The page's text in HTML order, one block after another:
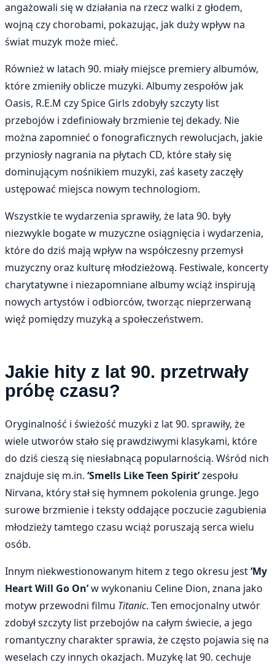
angażowali się w działania na rzecz walki z głodem,
wojną czy chorobami, pokazując, jak duży wpływ na
świat muzyk może mieć.
Również w latach 90. miały miejsce premiery albumów,
które zmieniły oblicze muzyki. Albumy zespołów jak
Oasis, R.E.M czy Spice Girls zdobyły szczyty list
przebojów i zdefiniowały brzmienie tej dekady. Nie
można zapomnieć o fonograficznych rewolucjach, jakie
przyniosły nagrania na płytach CD, które stały się
dominującym nośnikiem muzyki, zaś kasety zaczęły
ustępować miejsca nowym technologiom.
Wszystkie te wydarzenia sprawiły, że lata 90. były
niezwykle bogate w muzyczne osiągnięcia i wydarzenia,
które do dziś mają wpływ na współczesny przemysł
muzyczny oraz kulturę młodzieżową. Festiwale, koncerty
charytatywne i niezapomniane albumy wciąż inspirują
nowych artystów i odbiorców, tworząc nieprzerwaną
więź pomiędzy muzyką a społeczeństwem.
Jakie hity z lat 90. przetrwały
próbę czasu?
Oryginalność i świeżość muzyki z lat 90. sprawiły, że
wiele utworów stało się prawdziwymi klasykami, które
do dziś cieszą się niesłabnącą popularnością. Wśród nich
znajduje się m.in. ‘Smells Like Teen Spirit’zespołu
Nirvana, który stał się hymnem pokolenia grunge. Jego
surowe brzmienie i teksty oddające poczucie zagubienia
młodzieży tamtego czasu wciąż poruszają serca wielu
osób.
Innym niekwestionowanym hitem z tego okresu jest‘My
Heart Will Go On’w wykonaniu Celine Dion, znana jako
motyw przewodni filmu Titanic. Ten emocjonalny utwór
zdobył szczyty list przebojów na całym świecie, a jego
romantyczny charakter sprawia, że często pojawia się na
weselach czy innych okazjach. Muzykę lat 90. cechuje